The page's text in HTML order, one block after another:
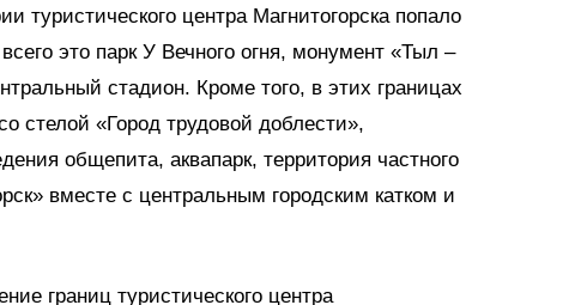
туристического центра Магнитогорска попало
это парк У Вечного огня, монумент «Тыл –
стадион. Кроме того, в этих границах
стелой «Город трудовой доблести»,
общепита, аквапарк, территория частного
вместе с центральным городским катком и
границ туристического центра